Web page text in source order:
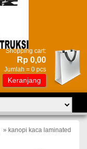
Shopping cart:
Rp 0,00
Jumlah = 0 pcs
Keranjang
» kanopi kaca laminated